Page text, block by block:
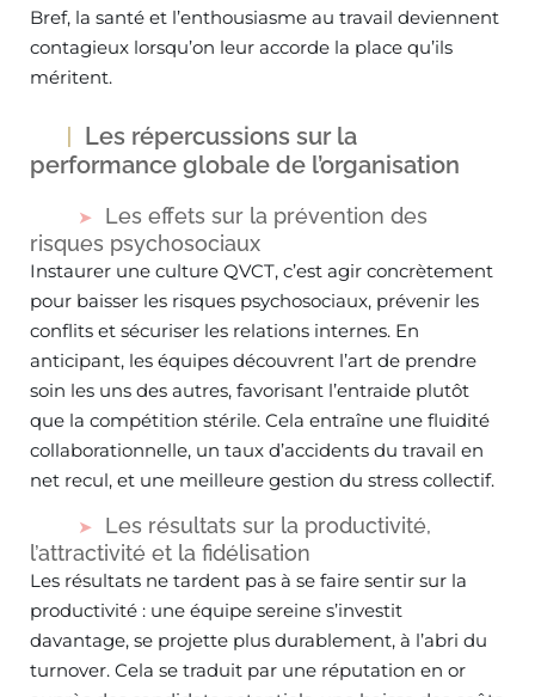
Bref, la santé et l’enthousiasme au travail deviennent
contagieux lorsqu’on leur accorde la place qu’ils
méritent.
Les répercussions sur la
performance globale de l’organisation
Les effets sur la prévention des
risques psychosociaux
Instaurer une culture QVCT, c’est agir concrètement
pour baisser les risques psychosociaux, prévenir les
conflits et sécuriser les relations internes. En
anticipant, les équipes découvrent l’art de prendre
soin les uns des autres, favorisant l’entraide plutôt
que la compétition stérile. Cela entraîne une fluidité
collaborationnelle, un taux d’accidents du travail en
net recul, et une meilleure gestion du stress collectif.
Les résultats sur la productivité,
l’attractivité et la fidélisation
Les résultats ne tardent pas à se faire sentir sur la
productivité : une équipe sereine s’investit
davantage, se projette plus durablement, à l’abri du
turnover. Cela se traduit par une réputation en or